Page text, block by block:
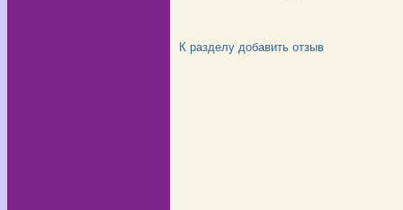
К разделу добавить отзыв